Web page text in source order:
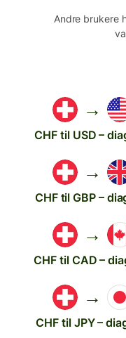
Andre brukere
→
CHF til USD –
→
CHF til GBP –
→
CHF til CAD –
→
CHF til JPY –